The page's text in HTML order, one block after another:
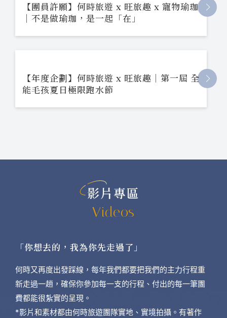
【團員許願】何時旅遊 x 旺旅趣 x 寵物瑜珈
｜不是做瑜珈，是一起「在」
【年度企劃】何時旅遊 x 旺旅趣｜第一屆 全
能毛孩夏日極限跑水節
影片專區
Videos
「你想去的，我為你先走過了」
何時又再度出發踩線，每年我們都要把我們的主力行程重
新走過一趟，確保你參加每一支的行程、付出的每一筆團
費都能很紮實的呈現。
*影片和素材都由何時旅遊團隊實地、實境拍攝。有著作